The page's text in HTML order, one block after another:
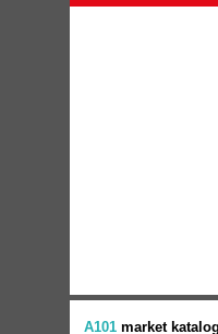
A101 market katalog